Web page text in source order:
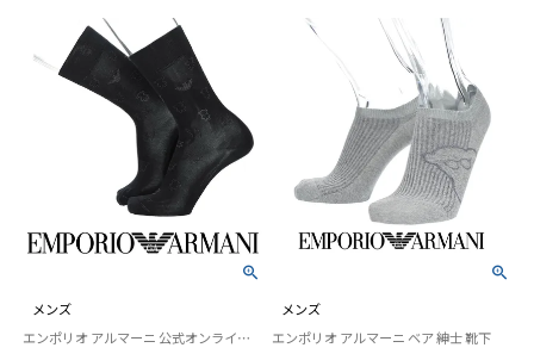
メンズ
エンポリオ アルマーニ 公式オンラインショップ 紳士 靴下
メンズ
エンポリオ アルマーニ ベア 紳士 靴下